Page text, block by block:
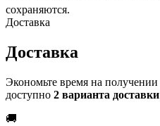
сохраняются.
Доставка
Доставка
Экономьте время на получении
доступно 2 варианта доставки
🚚